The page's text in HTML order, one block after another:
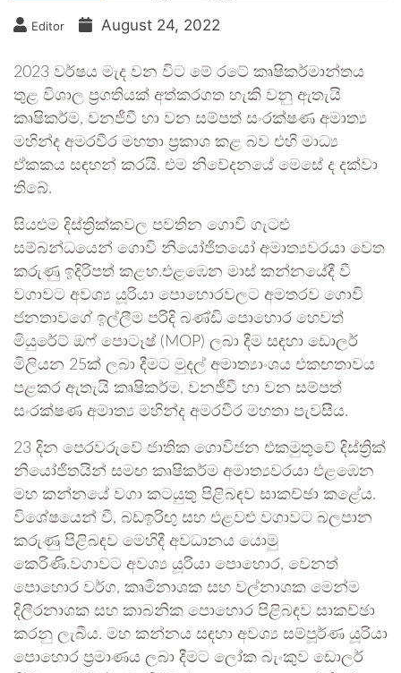
Editor August 24, 2022
2023 වර්ෂය මැද වන විට මේ රටේ කෘෂිකර්මාන්තය
තුළ විශාල ප්‍රගතියක් අත්කරගත හැකි වනු ඇතැයි
කෘෂිකර්ම, වනජීවී හා වන සම්පත් සංරක්ෂණ අමාත්‍ය
මහින්ද අමරවීර මහතා ප්‍රකාශ කළ බව එහි මාධ්‍ය
ඒකකය සඳහන් කරයි. එම නිවේදනයේ මෙසේ ද දක්වා
තිබේ.
සියළුම දිස්ත්‍රික්කවල පවතින ගොවි ගැටළු
සම්බන්ධයෙන් ගොවි නියෝජිතයෝ අමාත්‍යවරයා වෙත
කරුණු ඉදිරිපත් කළහ.එළඹෙන මාස් කන්නයේදී වී
වගාවට අවශ්‍ය යූරියා පොහොරවලට අමතරව ගොවි
ජනතාවගේ ඉල්ලීම පරිදි බණ්ඩි පොහොර හෙවත්
මියුරේට් ඔෆ් පොටෑෂ් (MOP) ලබා දීම සඳහා ඩොලර්
මිලියන 25ක් ලබා දීමට මුදල් අමාත්‍යාංශය එකඟතාවය
පළකර ඇතැයි කෘෂිකර්ම, වනජීවී හා වන සම්පත්
සංරක්ෂණ අමාත්‍ය මහින්ද අමරවීර මහතා පැවසීය.
23 දින පෙරවරුවේ ජාතික ගොවිජන එකමුතුවේ දිස්ත්‍රික්
නියෝජිතයින් සමඟ කෘෂිකර්ම අමාත්‍යවරයා එළඹෙන
මහ කන්නයේ වගා කටයුතු පිළිබඳව සාකච්ඡා කළේය.
විශේෂයෙන් වී, බඩඉරිඟු සහ එළවළු වගාවට බලපාන
කරුණු පිළිබඳව මෙහිදී අවධානය යොමු
කෙරිණි.වගාවට අවශ්‍ය යූරියා පොහොර, වෙනත්
පොහොර වර්ග, කෘමිනාශක සහ වල්නාශක මෙන්ම
දිලීරනාශක සහ කාබනික පොහොර පිළිබඳව සාකච්ඡා
කරනු ලැබීය. මහ කන්නය සඳහා අවශ්‍ය සම්පූර්ණ යූරියා
පොහොර ප්‍රමාණය ලබා දීමට ලෝක බැංකුව ඩොලර්